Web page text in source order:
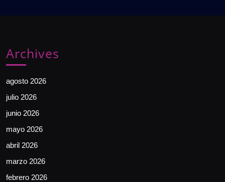
Archives
agosto 2026
julio 2026
junio 2026
mayo 2026
abril 2026
marzo 2026
febrero 2026